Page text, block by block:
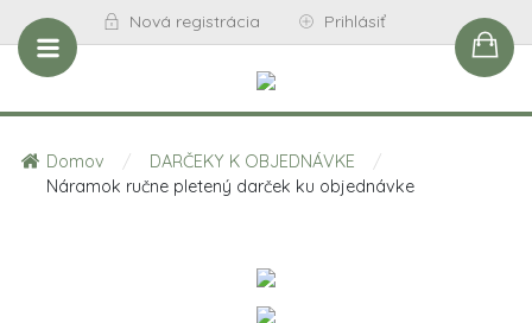
Nová registrácia Prihlásiť
Domov / DARČEKY K OBJEDNÁVKE
/
Náramok ručne pletený darček ku objednávke